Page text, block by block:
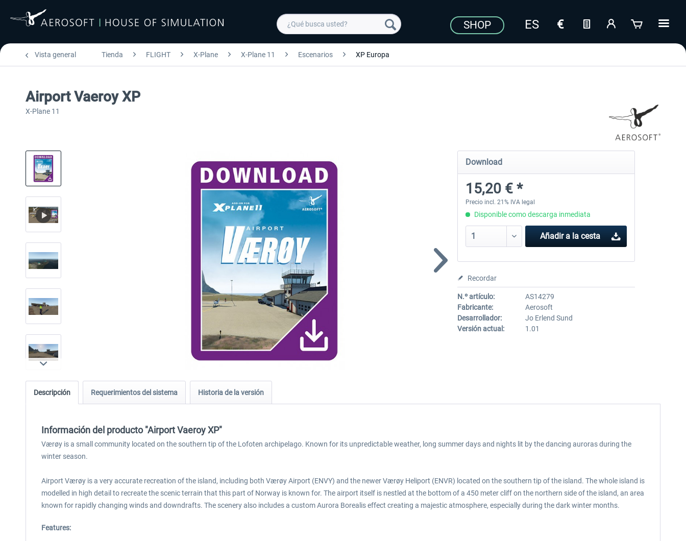
SHOP
Vista general Tienda FLIGHT X-Plane X-Plane 11 Escenarios XP Europa
Airport Vaeroy XP
X-Plane 11
Download
15,20 € *
Precio incl. 21% IVA legal
Disponible como descarga inmediata
Añadir a la cesta
Recordar
N.º artículo:
AS14279
Fabricante:
Aerosoft
Desarrollador:
Jo Erlend Sund
Versión actual:
1.01
Descripción Requerimientos del sistema Historia de la versión
Información del producto "Airport Vaeroy XP"
Værøy is a small community located on the southern tip of the Lofoten archipelago. Known for its unpredictable weather, long summer days and nights lit by the dancing auroras during the
winter season.
Airport Værøy is a very accurate recreation of the island, including both Værøy Airport (ENVY) and the newer Værøy Heliport (ENVR) located on the southern tip of the island. The whole island is
modelled in high detail to recreate the scenic terrain that this part of Norway is known for. The airport itself is nestled at the bottom of a 450 meter cliff on the northern side of the island, an area
known for rapidly changing winds and downdrafts. The scenery also includes a custom Aurora Borealis effect creating a majestic atmosphere, especially during the dark winter months.
Features: